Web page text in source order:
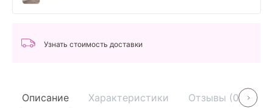
Узнать стоимость доставки
Описание Характеристики Отзывы (0)